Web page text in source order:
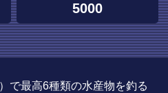
5000
で最高6種類の水産物を釣る